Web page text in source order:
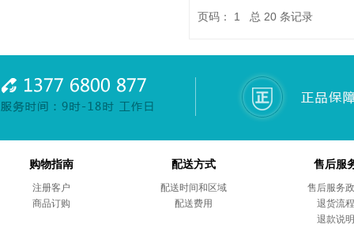
页码： 1 总 20 条记录
购物指南
注册客户
商品订购
配送方式
配送时间和区域
配送费用
售后服
售后服务
退货流程
退款说明